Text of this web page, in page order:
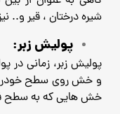
شیره درختان ، قیر و..
پولیش زبر:
پولیش زبر، زمانی در
و خش روی سطح خودرو
خش هایی که به سطح